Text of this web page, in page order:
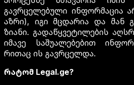
გავრცელებული ინფორმაცია
აზრი), იგი მცდარია და მან
ზიანი. გადაწყვეტილების
იმავე საშუალებებით
რითაც ის გავრცელდა.
რატომ Legal.ge?